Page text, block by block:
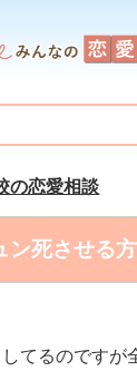
の恋愛相談
ン死させる
てるのですが